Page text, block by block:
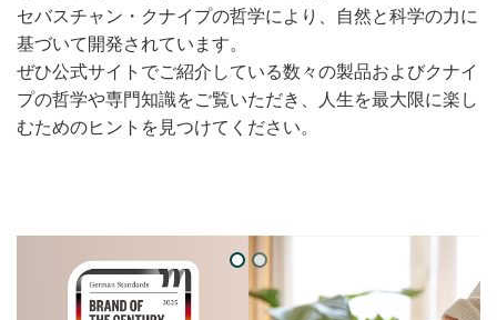
セバスチャン・クナイプの哲学により、自然と科学の力に
基づいて開発されています。
ぜひ公式サイトでご紹介している数々の製品およびクナイ
プの哲学や専門知識をご覧いただき、人生を最大限に楽し
むためのヒントを見つけてください。